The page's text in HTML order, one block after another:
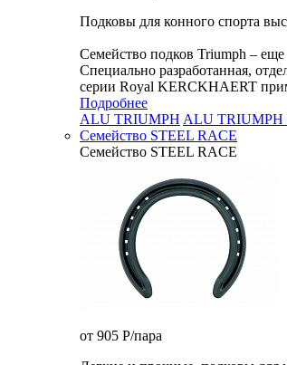
Подковы для конного спорта
Семейство подков Triumph –
Специально разработанная,
серии Royal KERCKHAERT
Подробнее
ALU TRIUMPH ALU TRIUMPH
Семейство STEEL RACE
Семейство STEEL RACE
от 905 P/пара